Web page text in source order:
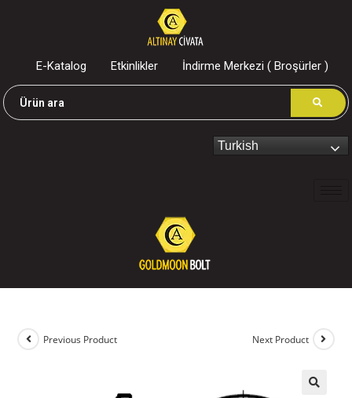
E-Katalog Etkinlikler İndirme Merkezi ( Broşürler )
Turkish
Previous Product Next Product